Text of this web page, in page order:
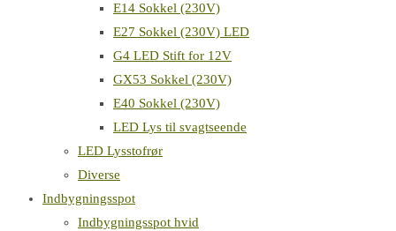
E14 Sokkel (230V)
E27 Sokkel (230V) LED
G4 LED Stift for 12V
GX53 Sokkel (230V)
E40 Sokkel (230V)
LED Lys til svagtseende
LED Lysstofrør
Diverse
Indbygningsspot
Indbygningsspot hvid